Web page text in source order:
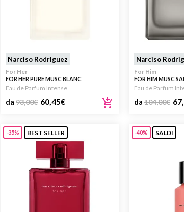
Narciso Rodriguez
For Her
FOR HER PURE MUSC BLANC
Eau de Parfum Intense
da 93,00€ 60,45€
Narciso
For Him
FOR HIM MUSC
Eau de Parfum
da 104,00€
-35% BEST SELLER -40% SALDI